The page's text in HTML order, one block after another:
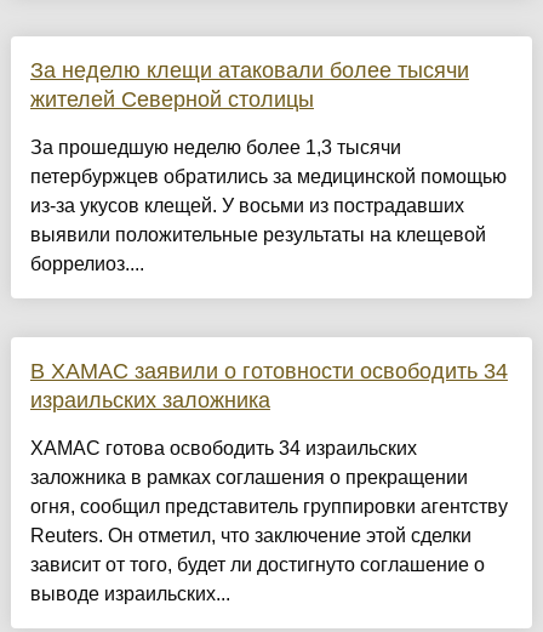
За неделю клещи атаковали более тысячи
жителей Северной столицы
За прошедшую неделю более 1,3 тысячи
петербуржцев обратились за медицинской помощью
из-за укусов клещей. У восьми из пострадавших
выявили положительные результаты на клещевой
боррелиоз....
В ХАМАС заявили о готовности освободить 34
израильских заложника
ХАМАС готова освободить 34 израильских
заложника в рамках соглашения о прекращении
огня, сообщил представитель группировки агентству
Reuters. Он отметил, что заключение этой сделки
зависит от того, будет ли достигнуто соглашение о
выводе израильских...